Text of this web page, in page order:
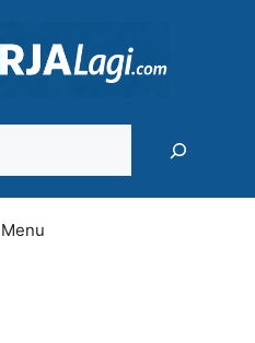
Menu